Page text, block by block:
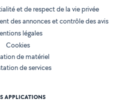
et de respect de la vie privée
des annonces et contrôle des avis
légales
Cookies
de matériel
de services
APPLICATIONS